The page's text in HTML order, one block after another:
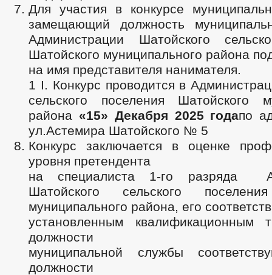
Для участия в конкурсе
замещающий должность
Администрации Шатойского
Шатойского муниципального района
на имя представителя нанимателя.
1 I. Конкурс проводится в
сельского поселения Шатойского
района «15» Декабря 2025 годапо
ул.Астемира Шатойского № 5
Конкурс заключается в оценке
уровня претендента
на специалиста 1-го разряда
Шатойского сельского
муниципального района, его
установленным квалификационным
должности
муниципальной службы
должности